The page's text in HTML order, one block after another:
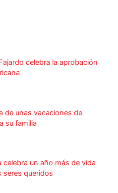
celebra la aprobación
de unas vacaciones de
su familia
celebra un año más de vida
seres queridos